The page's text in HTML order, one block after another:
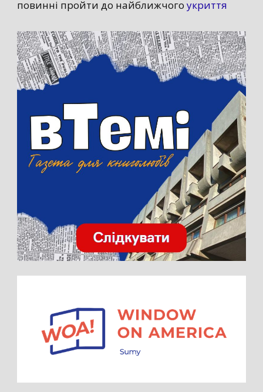
повинні пройти до найближчого укриття